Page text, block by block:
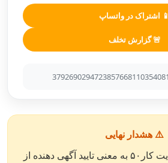
📱 اشتراک در واتساپ
🚨 گزارش تخلف
⚠️ هشدار نهایی
« انتشار آگهی در سایت کار۵۰ به معنی تایید آگهی دهنده از